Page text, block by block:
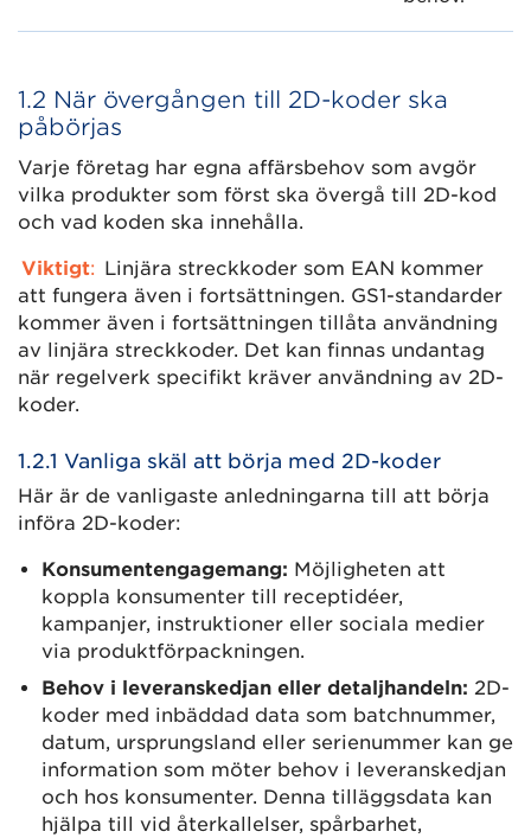
1.2 När övergången till 2D-koder ska
påbörjas
Varje företag har egna affärsbehov som avgör
vilka produkter som först ska övergå till 2D-kod
och vad koden ska innehålla.
Viktigt: Linjära streckkoder som EAN kommer
att fungera även i fortsättningen. GS1-standarder
kommer även i fortsättningen tillåta användning
av linjära streckkoder. Det kan finnas undantag
när regelverk specifikt kräver användning av 2D-
koder.
1.2.1 Vanliga skäl att börja med 2D-koder
Här är de vanligaste anledningarna till att börja
införa 2D-koder:
Konsumentengagemang: Möjligheten att
koppla konsumenter till receptidéer,
kampanjer, instruktioner eller sociala medier
via produktförpackningen.
Behov i leveranskedjan eller detaljhandeln: 2D-
koder med inbäddad data som batchnummer,
datum, ursprungsland eller serienummer kan ge
information som möter behov i leveranskedjan
och hos konsumenter. Denna tilläggsdata kan
hjälpa till vid återkallelser, spårbarhet,